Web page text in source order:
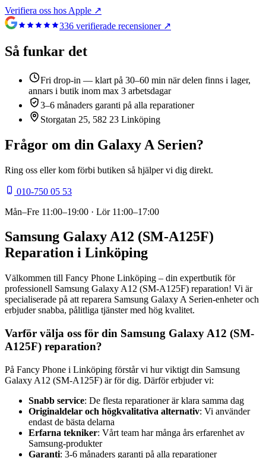
Verifiera oss hos Apple ↗
336 verifierade recensioner ↗
Så funkar det
Fri drop-in — klart på 30–60 min när delen finns i lager,
annars i butik inom max 3 arbetsdagar
3–6 månaders garanti på alla reparationer
Storgatan 25, 582 23 Linköping
Frågor om din Galaxy A Serien?
Ring oss eller kom förbi butiken så hjälper vi dig direkt.
010-750 05 53
Mån–Fre 11:00–19:00 · Lör 11:00–17:00
Samsung Galaxy A12 (SM-A125F)
Reparation i Linköping
Välkommen till Fancy Phone Linköping – din expertbutik för
professionell Samsung Galaxy A12 (SM-A125F) reparation! Vi är
specialiserade på att reparera Samsung Galaxy A Serien-enheter och
erbjuder snabba, pålitliga tjänster med hög kvalitet.
Varför välja oss för din Samsung Galaxy A12 (SM-
A125F) reparation?
På Fancy Phone i Linköping förstår vi hur viktigt din Samsung
Galaxy A12 (SM-A125F) är för dig. Därför erbjuder vi:
Snabb service: De flesta reparationer är klara samma dag
Originaldelar och högkvalitativa alternativ: Vi använder
endast de bästa delarna
Erfarna tekniker: Vårt team har många års erfarenhet av
Samsung-produkter
Garanti: 3-6 månaders garanti på alla reparationer